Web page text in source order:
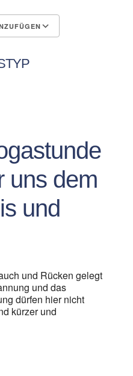
uns dem
und
und Rücken gelegt
und das
dürfen hier nicht
kürzer und